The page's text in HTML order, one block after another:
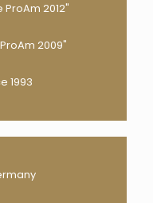
2012"
2009"
1993